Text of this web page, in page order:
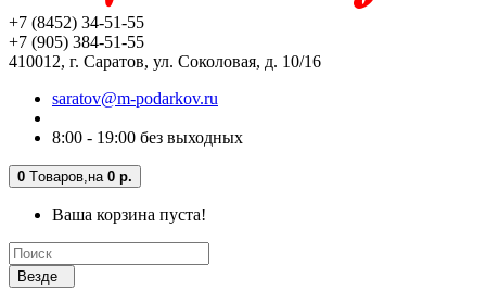
+7 (8452) 34-51-55
+7 (905) 384-51-55
410012, г. Саратов, ул. Соколовая, д. 10/16
saratov@m-podarkov.ru
8:00 - 19:00 без выходных
0 Tоваров, на 0 р.
Ваша корзина пуста!
Везде